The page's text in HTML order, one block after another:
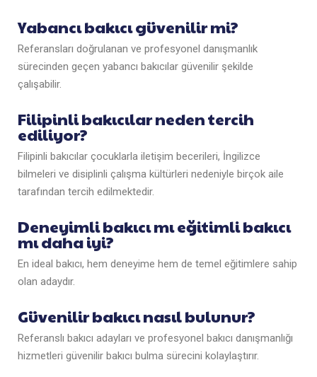
Yabancı bakıcı güvenilir mi?
Referansları doğrulanan ve profesyonel danışmanlık
sürecinden geçen yabancı bakıcılar güvenilir şekilde
çalışabilir.
Filipinli bakıcılar neden tercih
ediliyor?
Filipinli bakıcılar çocuklarla iletişim becerileri, İngilizce
bilmeleri ve disiplinli çalışma kültürleri nedeniyle birçok aile
tarafından tercih edilmektedir.
Deneyimli bakıcı mı eğitimli bakıcı
mı daha iyi?
En ideal bakıcı, hem deneyime hem de temel eğitimlere sahip
olan adaydır.
Güvenilir bakıcı nasıl bulunur?
Referanslı bakıcı adayları ve profesyonel bakıcı danışmanlığı
hizmetleri güvenilir bakıcı bulma sürecini kolaylaştırır.